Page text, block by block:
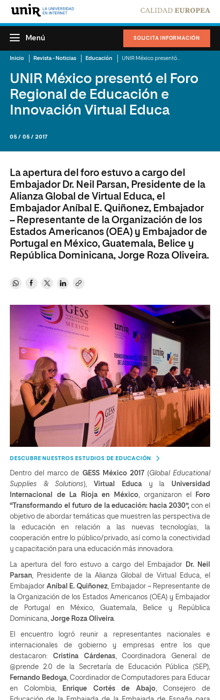
SOLICITA INFORMACIÓN
Menú
Inicio Revista - Noticias Educación
UNIR México presentó el Foro
Regional de Educación e
Innovación Virtual Educa
05 / 05 / 2017
La apertura del foro estuvo a cargo del
Embajador Dr. Neil Parsan, Presidente de la
Alianza Global de Virtual Educa, el
Embajador Aníbal E. Quiñonez, Embajador
– Representante de la Organización de los
Estados Americanos (OEA) y Embajador de
Portugal en México, Guatemala, Belice y
República Dominicana, Jorge Roza Oliveira.
DESCUBRE NUESTROS ESTUDIOS DE EDUCACIÓN
Dentro del marco de GESS México 2017 (Global Educational
Supplies & Solutions), Virtual Educay la Universidad
Internacional de La Rioja en México, organizaron el
Foro
“Transformando el futuro de la educación: hacia 2030”,con el
objetivo de abordar temáticas que muestren las perspectiva de
la educación en relación a las nuevas tecnologías, la
cooperación entre lo público/privado, así como la conectividad
y capacitación para una educación más innovadora.
La apertura del foro estuvo a cargo del Embajador
Dr. Neil
Parsan, Presidente de la Alianza Global de Virtual Educa, el
Embajador Aníbal E. Quiñonez, Embajador – Representante de
la Organización de los Estados Americanos (OEA) y Embajador
de Portugal en México, Guatemala, Belice y República
Dominicana, Jorge Roza Oliveira.
El encuentro logró reunir a representantes nacionales e
internacionales de gobierno y empresas entre los que
destacaron: Cristina Cárdenas, Coordinadora General de
@prende 2.0 de la Secretaría de Educación Pública (SEP),
Fernando Bedoya, Coordinador de Computadores para Educar
en Colombia,
Enrique Cortés de Abajo, Consejero de